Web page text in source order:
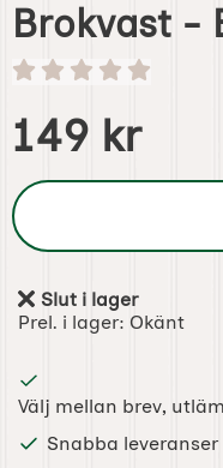
Brokvast -
Handla denna produkt
pris
149 kr
Tillgänglighet:
Slut i lager
Prel. i lager: Okänt
Välj mellan brev,
Snabba leveranser